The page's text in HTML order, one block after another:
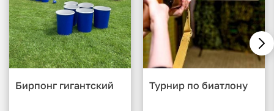
Бирпонг гигантский Турнир по биатлону